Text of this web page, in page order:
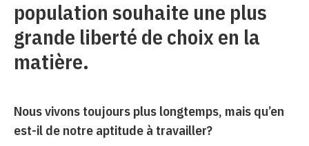
population souhaite une plus
grande liberté de choix en la
matière.
Nous vivons toujours plus longtemps, mais qu’en
est-il de notre aptitude à travailler?